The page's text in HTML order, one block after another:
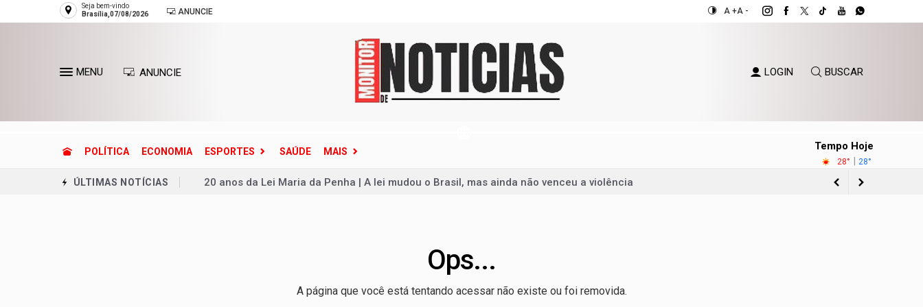
Seja bem-vindo
Brasília,07/08/2026
ANUNCIE A +A -
MENU ANUNCIE LOGIN BUSCAR
POLÍTICA ECONOMIA ESPORTES SAÚDE MAIS Tempo Hoje
28° | 28°
ÚLTIMAS NOTÍCIAS
20 anos da Lei Maria da Penha | A lei mudou o Brasil, mas ainda não venceu a violência
Dívida pública cresce por causa dos juros, não dos gastos, afirma Dario Durigan
Defesa Civil reconhece situação de emergência em quatro cidades do Rio Grande do Sul
Ops...
A página que você está tentando acessar não existe ou foi removida.